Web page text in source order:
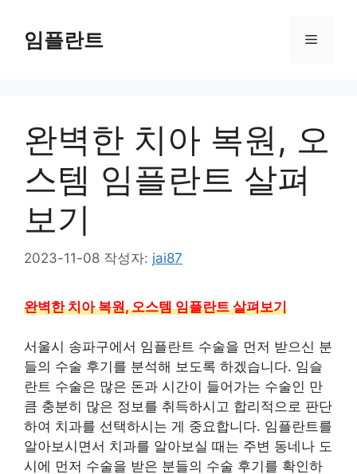
임플란트 메
완벽한 치아 복원, 오
스템 임플란트 살펴
보기
2023-11-08 작성자: jai87
완벽한 치아 복원, 오스템 임플란트 살펴보기
서울시 송파구에서 임플란트 수술을 먼저 받으신 분
들의 수술 후기를 분석해 보도록 하겠습니다. 임슬
란트 수술은 많은 돈과 시간이 들어가는 수술인 만
큼 충분히 많은 정보를 취득하시고 합리적으로 판단
하여 치과를 선택하시는 게 중요합니다. 임플란트를
알아보시면서 치과를 알아보실 때는 주변 동네나 도
시에 먼저 수술을 받은 분들의 수술 후기를 확인하